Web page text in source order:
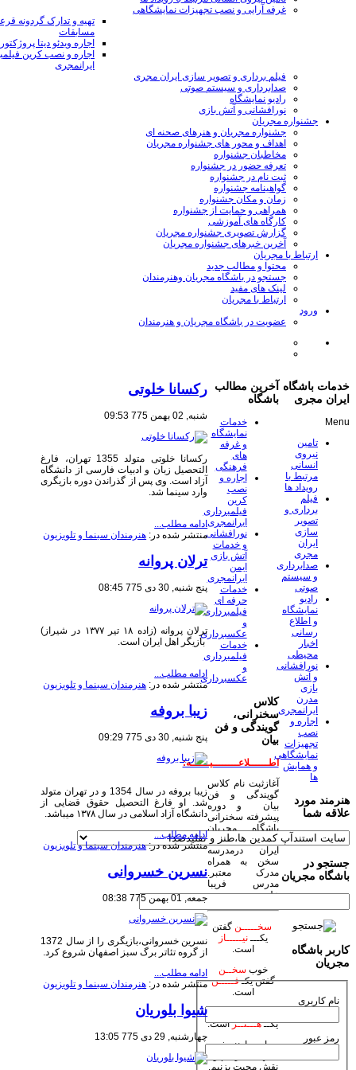
غرفه آرایی و نصب تجهیزات نمایشگاهی
تهیه و تدارک گردونه
مسابقات
اجاره ویدئو دیتا
اجاره و نصب کرین
ایرانمجری
فیلم برداری و تصویر سازی ایران مجری
صدابرداری و سیستم صوتی
رادیو نمایشگاه
نورافشانی و آتش بازی
جشنواره مجریان
جشنواره مجریان و هنرهای صحنه ای
اهداف و محور های جشنواره مجریان
مخاطبان جشنواره
تعرفه حضور در جشنواره
ثبت نام در جشنواره
گواهینامه جشنواره
زمان و مکان جشنواره
همراهی و حمایت از جشنواره
کارگاه های آموزشی
گزارش تصویری جشنواره مجریان
آخرین خبرهای جشنواره مجریان
ارتباط با مجریان
محتوا و مطالب جدید
جستجو در باشگاه مجریان وهنرمندان
لینک های مفید
ارتباط با مجریان
ورود
عضویت در باشگاه مجریان و هنرمندان
رکسانا خلوتی
شنبه, 02 بهمن 775 09:53
رکسانا خلوتی متولد 1355 تهران، فارغ
التحصیل زبان و ادبیات فارسی از دانشگاه
آزاد است. وی پس از گذراندن دوره بازیگری
وارد سینما شد.
ادامه مطلب...
منتشر شده در: هنرمندان سینما و تلویزیون
ترلان پروانه
پنج شنبه, 30 دی 775 08:45
ترلان پروانه (زاده ۱۸ تیر ۱۳۷۷ در شیراز)
بازیگر اهل ایران است.
ادامه مطلب...
منتشر شده در: هنرمندان سینما و تلویزیون
زیبا بروفه
پنج شنبه, 30 دی 775 09:29
زیبا بروفه در سال 1354 و در تهران متولد
شد. او فارغ التحصیل حقوق قضایی از
دانشگاه آزاد اسلامی در سال ١٣٧٨ میباشد.
ادامه مطلب...
منتشر شده در: هنرمندان سینما و تلویزیون
نسرین خسروانی
جمعه, 01 بهمن 775 08:38
نسرین خسروانی،بازیگری را از سال 1372
از گروه تئاتر برگ سبز اصفهان شروع كرد.
ادامه مطلب...
منتشر شده در: هنرمندان سینما و تلویزیون
شیوا بلوریان
چهارشنبه, 29 دی 775 13:05
آخرین مطالب
باشگاه
خدمات
نمایشگاه
و غرفه
های
فرهنگی
اجاره و
نصب
کرین
فیلمبرداری
ایرانمجری
نورافشانی
و خدمات
آتش بازی
ایمن
ایرانمجری
خدمات
حرفه ای
فیلمبرداری
و
عکسبرداری
خدمات
فیلمبرداری
و
عکسبرداری
کلاس
سخنرانی،
گویندگی و فن
بیان
اطــــــلاعــــــــیــــــه:
آغازثبت نام کلاس
گویندگی و فن
بیان و دوره
پیشرفته سخنرانی
باشگاه مجریان
وهنرمندان صحنه
ایران درمدرسه
سخن به همراه
مدرک معتبر.
مدرس فریبا
علومی یزدی
سخـــــن گفتن
یکـــنیـــــاز
است.
خوب سخــن
گفتن یکـفـــــن
است.
یکــهـــنــراست.
بیاییم با هنر خود
نقش محبت بزنیم.
خدمات باشگاه
ایران مجری
Menu
تامین
نیروی
انسانی
مرتبط با
رویداد ها
فیلم
برداری و
تصویر
سازی
ایران
مجری
صدابرداری
و سیستم
صوتی
رادیو
نمایشگاه
و اطلاع
رسانی
اخبار
محیطی
نورافشانی
و آتش
بازی
مدرن
ایرانمجری
اجاره و
نصب
تجهیزات
نمایشگاهی
و همایش
ها
هنرمند مورد
علاقه شما
جستجو در
باشگاه مجریان
کاربر باشگاه
مجریان
نام کاربری
رمز عبور